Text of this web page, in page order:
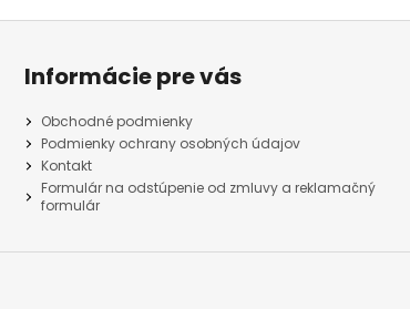
Informácie pre vás
Obchodné podmienky
Podmienky ochrany osobných údajov
Kontakt
Formulár na odstúpenie od zmluvy a reklamačný
formulár